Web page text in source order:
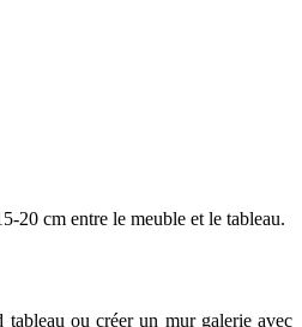
20 cm entre le meuble et le tableau.
ou créer un mur galerie avec